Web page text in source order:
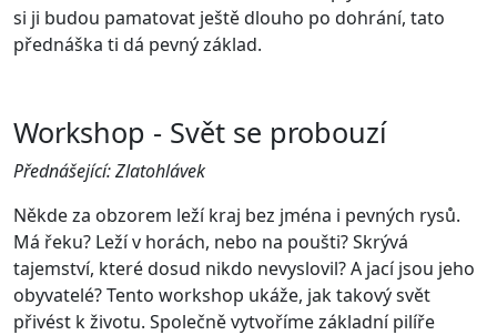
si ji budou pamatovat ještě dlouho po dohrání, tato
přednáška ti dá pevný základ.
Workshop - Svět se probouzí
Přednášející: Zlatohlávek
Někde za obzorem leží kraj bez jména i pevných rysů.
Má řeku? Leží v horách, nebo na poušti? Skrývá
tajemství, které dosud nikdo nevyslovil? A jací jsou jeho
obyvatelé? Tento workshop ukáže, jak takový svět
přivést k životu. Společně vytvoříme základní pilíře